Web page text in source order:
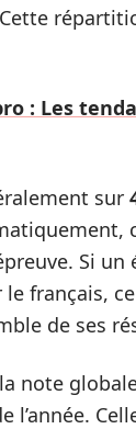
: Les
sur
Si un
français,
de ses
note
l’année.